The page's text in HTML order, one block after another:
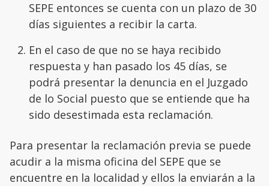
SEPE entonces se cuenta con un plazo de 30
días siguientes a recibir la carta.
En el caso de que no se haya recibido
respuesta y han pasado los 45 días, se
podrá presentar la denuncia en el Juzgado
de lo Social puesto que se entiende que ha
sido desestimada esta reclamación.
Para presentar la reclamación previa se puede
acudir a la misma oficina del SEPE que se
encuentre en la localidad y ellos la enviarán a la